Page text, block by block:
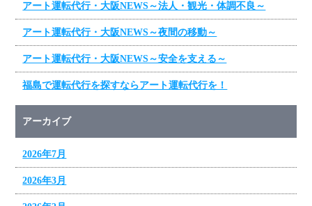
アート運転代行・大阪NEWS～法人・観光・体調不良～
アート運転代行・大阪NEWS～夜間の移動～
アート運転代行・大阪NEWS～安全を支える～
福島で運転代行を探すならアート運転代行を！
アーカイブ
2026年7月
2026年3月